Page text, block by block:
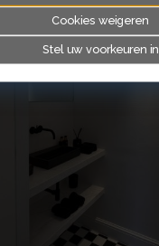
Cookies weigeren
Stel uw voorkeuren in